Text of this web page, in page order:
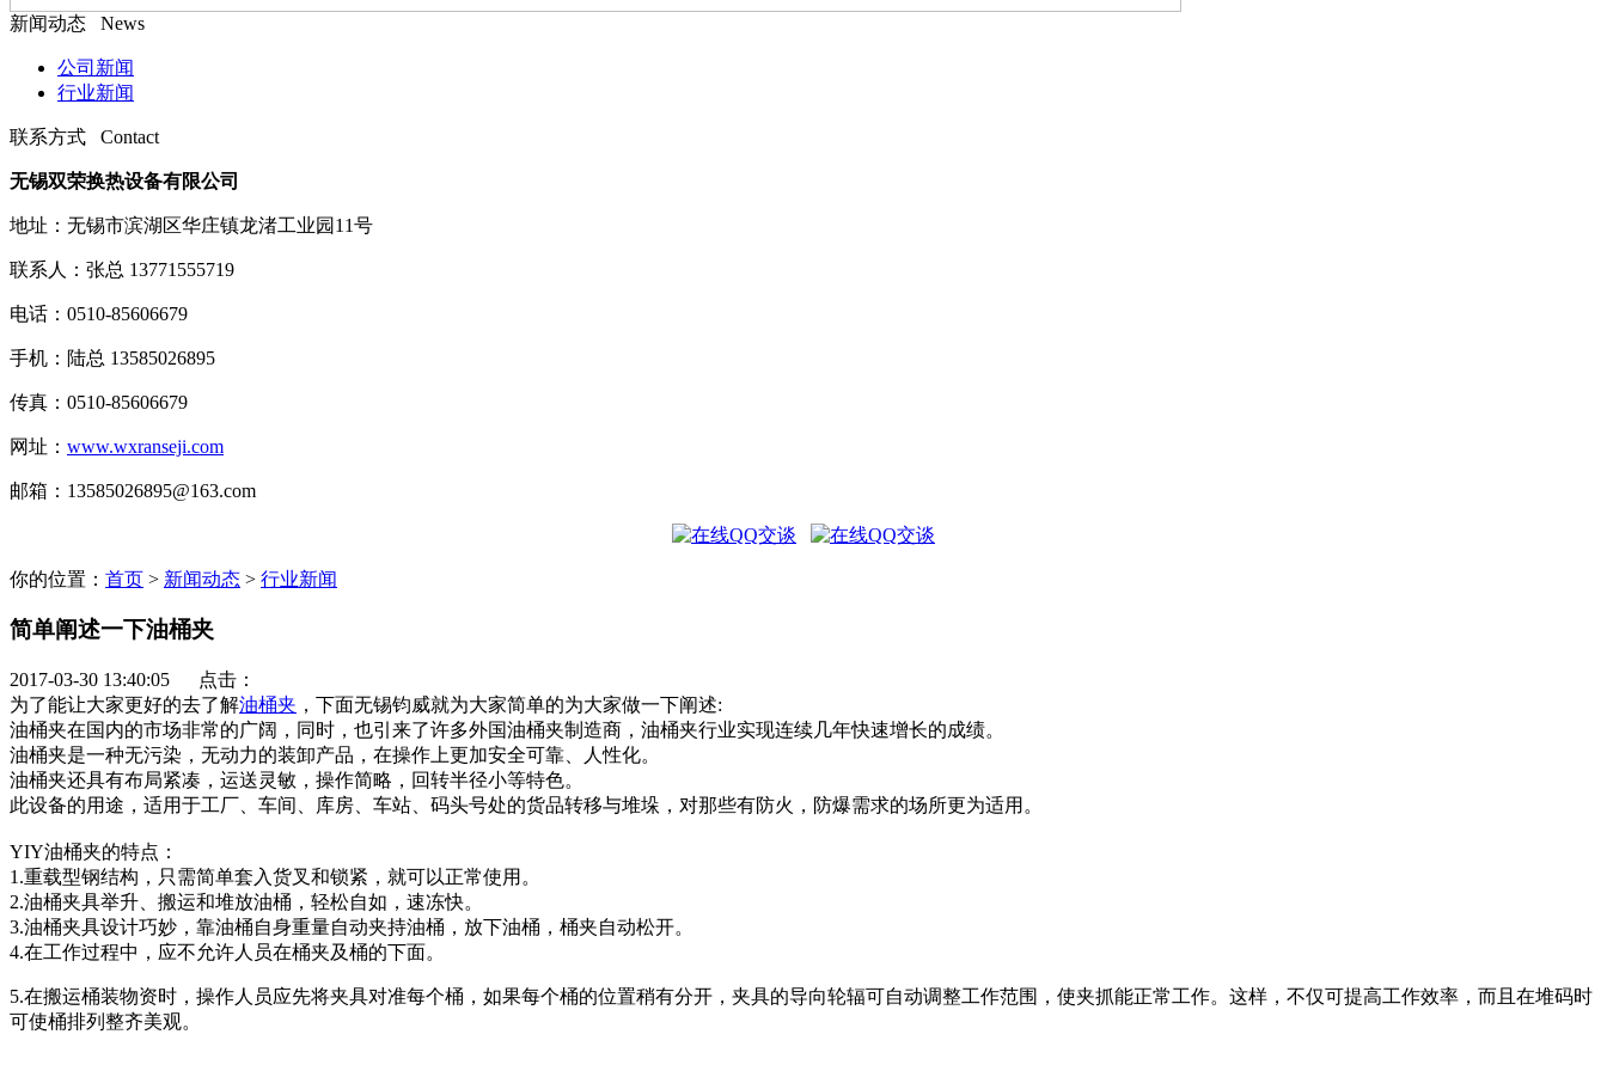
新闻动态 News
公司新闻
行业新闻
联系方式 Contact
无锡双荣换热设备有限公司
地址：无锡市滨湖区华庄镇龙渚工业园11号
联系人：张总 13771555719
电话：0510-85606679
手机：陆总 13585026895
传真：0510-85606679
网址： www.wxranseji.com
邮箱：13585026895@163.com
你的位置： 首页 > 新闻动态 > 行业新闻
简单阐述一下油桶夹
2017-03-30 13:40:05 点击：
为了能让大家更好的去了解油桶夹 ，下面无锡钧威就为大家简单的为大家做一下阐述:
油桶夹在国内的市场非常的广阔，同时，也引来了许多外国油桶夹制造商，油桶夹行业实现连续几年快速增长的成绩。
油桶夹是一种无污染，无动力的装卸产品，在操作上更加安全可靠、人性化。
油桶夹还具有布局紧凑，运送灵敏，操作简略，回转半径小等特色。
此设备的用途，适用于工厂、车间、库房、车站、码头号处的货品转移与堆垛，对那些有防火，防爆需求的场所更为适用。
YIY油桶夹的特点：
1.重载型钢结构，只需简单套入货叉和锁紧，就可以正常使用。
2.油桶夹具举升、搬运和堆放油桶，轻松自如，速冻快。
3.油桶夹具设计巧妙，靠油桶自身重量自动夹持油桶，放下油桶，桶夹自动松开。
4.在工作过程中，应不允许人员在桶夹及桶的下面。
5.在搬运桶装物资时，操作人员应先将夹具对准每个桶，如果每个桶的位置稍有分开，夹具的导向轮辐可自动调整工作范围，使夹抓能正常工作。这样，不仅可提高工作效率，而且在堆码时
可使桶排列整齐美观。